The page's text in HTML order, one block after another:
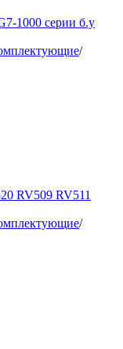
1000 серии б.у
/
RV509 RV511
/